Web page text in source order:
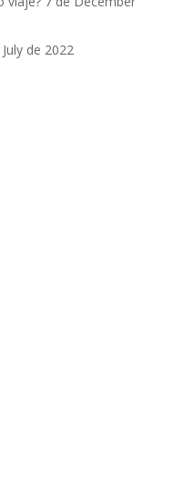
de 2022